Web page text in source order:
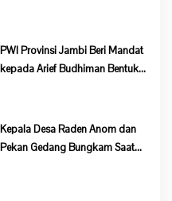
PWI Provinsi Jambi Beri Mandat
kepada Arief Budhiman Bentuk
Kepala Desa Raden Anom dan
Pekan Gedang Bungkam Saat